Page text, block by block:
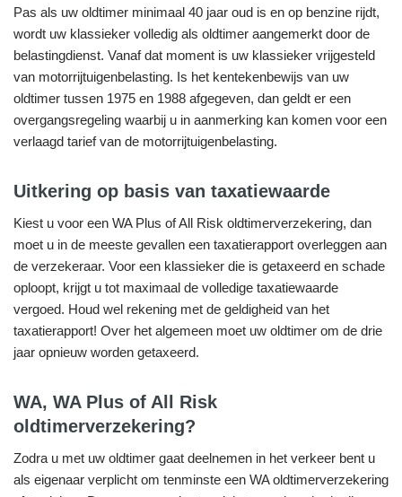
Pas als uw oldtimer minimaal 40 jaar oud is en op benzine rijdt,
wordt uw klassieker volledig als oldtimer aangemerkt door de
belastingdienst. Vanaf dat moment is uw klassieker vrijgesteld
van motorrijtuigenbelasting. Is het kentekenbewijs van uw
oldtimer tussen 1975 en 1988 afgegeven, dan geldt er een
overgangsregeling waarbij u in aanmerking kan komen voor een
verlaagd tarief van de motorrijtuigenbelasting.
Uitkering op basis van taxatiewaarde
Kiest u voor een WA Plus of All Risk oldtimerverzekering, dan
moet u in de meeste gevallen een taxatierapport overleggen aan
de verzekeraar. Voor een klassieker die is getaxeerd en schade
oploopt, krijgt u tot maximaal de volledige taxatiewaarde
vergoed. Houd wel rekening met de geldigheid van het
taxatierapport! Over het algemeen moet uw oldtimer om de drie
jaar opnieuw worden getaxeerd.
WA, WA Plus of All Risk
oldtimerverzekering?
Zodra u met uw oldtimer gaat deelnemen in het verkeer bent u
als eigenaar verplicht om tenminste een WA oldtimerverzekering